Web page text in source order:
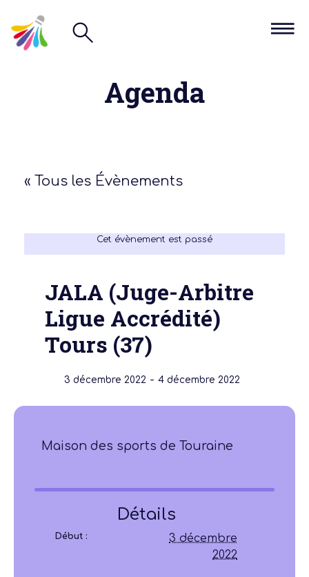
Agenda
« Tous les Évènements
Cet évènement est passé
JALA (Juge-Arbitre
Ligue Accrédité)
Tours (37)
3 décembre 2022 - 4 décembre 2022
Maison des sports de Touraine
Détails
Début :
3 décembre
2022